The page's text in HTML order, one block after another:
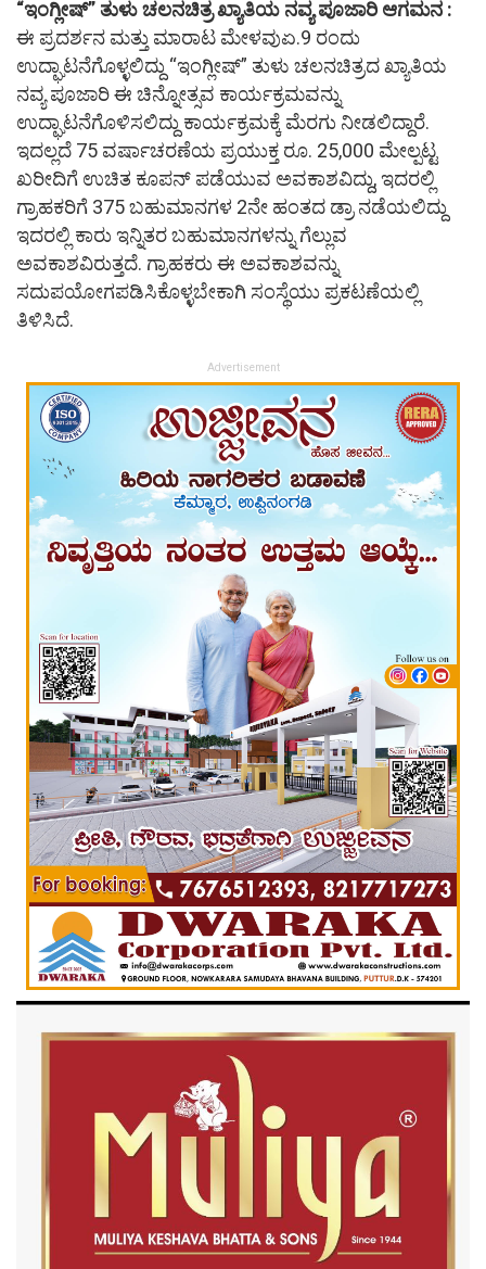
“ಇಂಗ್ಲೀಷ್” ತುಳು ಚಲನಚಿತ್ರ ಖ್ಯಾತಿಯ ನವ್ಯ ಪೂಜಾರಿ ಆಗಮನ :
ಈ ಪ್ರದರ್ಶನ ಮತ್ತು ಮಾರಾಟ ಮೇಳವುಏ.9 ‌ರಂದು
ಉದ್ಘಾಟನೆಗೊಳ್ಳಲಿದ್ದು “ಇಂಗ್ಲೀಷ್” ತುಳು ಚಲನಚಿತ್ರದ ಖ್ಯಾತಿಯ
ನವ್ಯ ಪೂಜಾರಿ ಈ ಚಿನ್ನೋತ್ಸವ ಕಾರ್ಯಕ್ರಮವನ್ನು
ಉದ್ಘಾಟನೆಗೊಳಿಸಲಿದ್ದು ಕಾರ್ಯಕ್ರಮಕ್ಕೆ ಮೆರಗು ನೀಡಲಿದ್ದಾರೆ.
ಇದಲ್ಲದೆ 75 ವರ್ಷಾಚರಣೆಯ ಪ್ರಯುಕ್ತ ರೂ. 25,000 ಮೇಲ್ಪಟ್ಟ
ಖರೀದಿಗೆ ಉಚಿತ ಕೂಪನ್ ಪಡೆಯುವ ಅವಕಾಶವಿದ್ದು, ಇದರಲ್ಲಿ
ಗ್ರಾಹಕರಿಗೆ 375 ಬಹುಮಾನಗಳ 2ನೇ ಹಂತದ ಡ್ರಾ ನಡೆಯಲಿದ್ದು
ಇದರಲ್ಲಿ ಕಾರು ಇನ್ನಿತರ ಬಹುಮಾನಗಳನ್ನು ಗೆಲ್ಲುವ
ಅವಕಾಶವಿರುತ್ತದೆ. ಗ್ರಾಹಕರು ಈ ಅವಕಾಶವನ್ನು
ಸದುಪಯೋಗಪಡಿಸಿಕೊಳ್ಳಬೇಕಾಗಿ ಸಂಸ್ಥೆಯು ಪ್ರಕಟಣೆಯಲ್ಲಿ
ತಿಳಿಸಿದೆ.
Advertisement